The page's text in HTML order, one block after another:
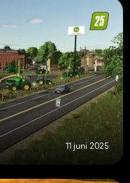
11 juni 2025